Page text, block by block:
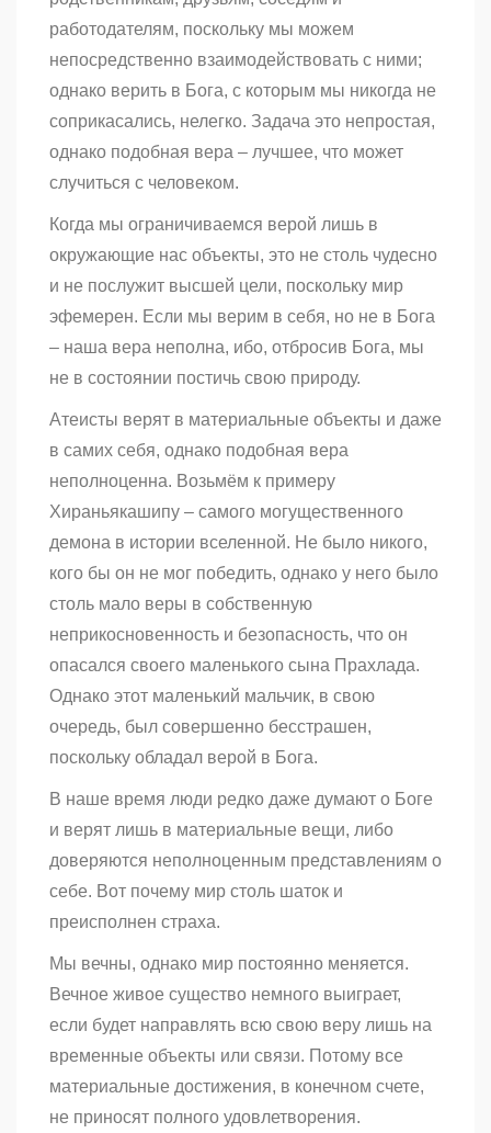
работодателям, поскольку мы можем
непосредственно взаимодействовать с ними;
однако верить в Бога, с которым мы никогда не
соприкасались, нелегко. Задача это непростая,
однако подобная вера – лучшее, что может
случиться с человеком.
Когда мы ограничиваемся верой лишь в
окружающие нас объекты, это не столь чудесно
и не послужит высшей цели, поскольку мир
эфемерен. Если мы верим в себя, но не в Бога
– наша вера неполна, ибо, отбросив Бога, мы
не в состоянии постичь свою природу.
Атеисты верят в материальные объекты и даже
в самих себя, однако подобная вера
неполноценна. Возьмём к примеру
Хираньякашипу – самого могущественного
демона в истории вселенной. Не было никого,
кого бы он не мог победить, однако у него было
столь мало веры в собственную
неприкосновенность и безопасность, что он
опасался своего маленького сына Прахлада.
Однако этот маленький мальчик, в свою
очередь, был совершенно бесстрашен,
поскольку обладал верой в Бога.
В наше время люди редко даже думают о Боге
и верят лишь в материальные вещи, либо
доверяются неполноценным представлениям о
себе. Вот почему мир столь шаток и
преисполнен страха.
Мы вечны, однако мир постоянно меняется.
Вечное живое существо немного выиграет,
если будет направлять всю свою веру лишь на
временные объекты или связи. Потому все
материальные достижения, в конечном счете,
не приносят полного удовлетворения.